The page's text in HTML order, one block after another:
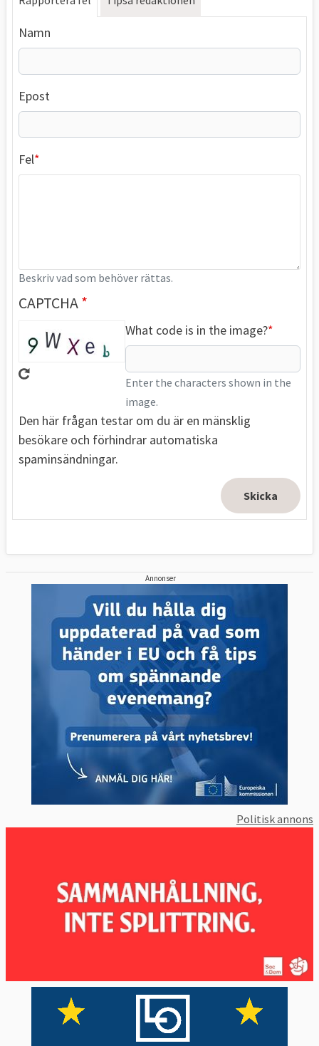
Namn
Epost
Fel
Beskriv vad som behöver rättas.
CAPTCHA
What code is in the image?
Enter the characters shown in the
image.
Den här frågan testar om du är en mänsklig
besökare och förhindrar automatiska
spaminsändningar.
Annonser
Politisk annons